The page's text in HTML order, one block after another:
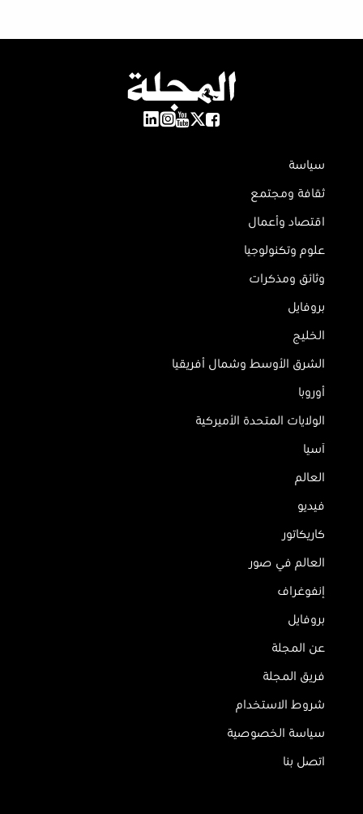
سياسة
ثقافة ومجتمع
اقتصاد وأعمال
علوم وتكنولوجيا
وثائق ومذكرات
بروفايل
الخليج
الشرق الأوسط وشمال أفريقيا
أوروبا
الولايات المتحدة الأميركية
آسيا
العالم
فيديو
كاريكاتور
العالم في صور
إنفوغراف
بروفايل
عن المجلة
فريق المجلة
شروط الاستخدام
سياسة الخصوصية
اتصل بنا